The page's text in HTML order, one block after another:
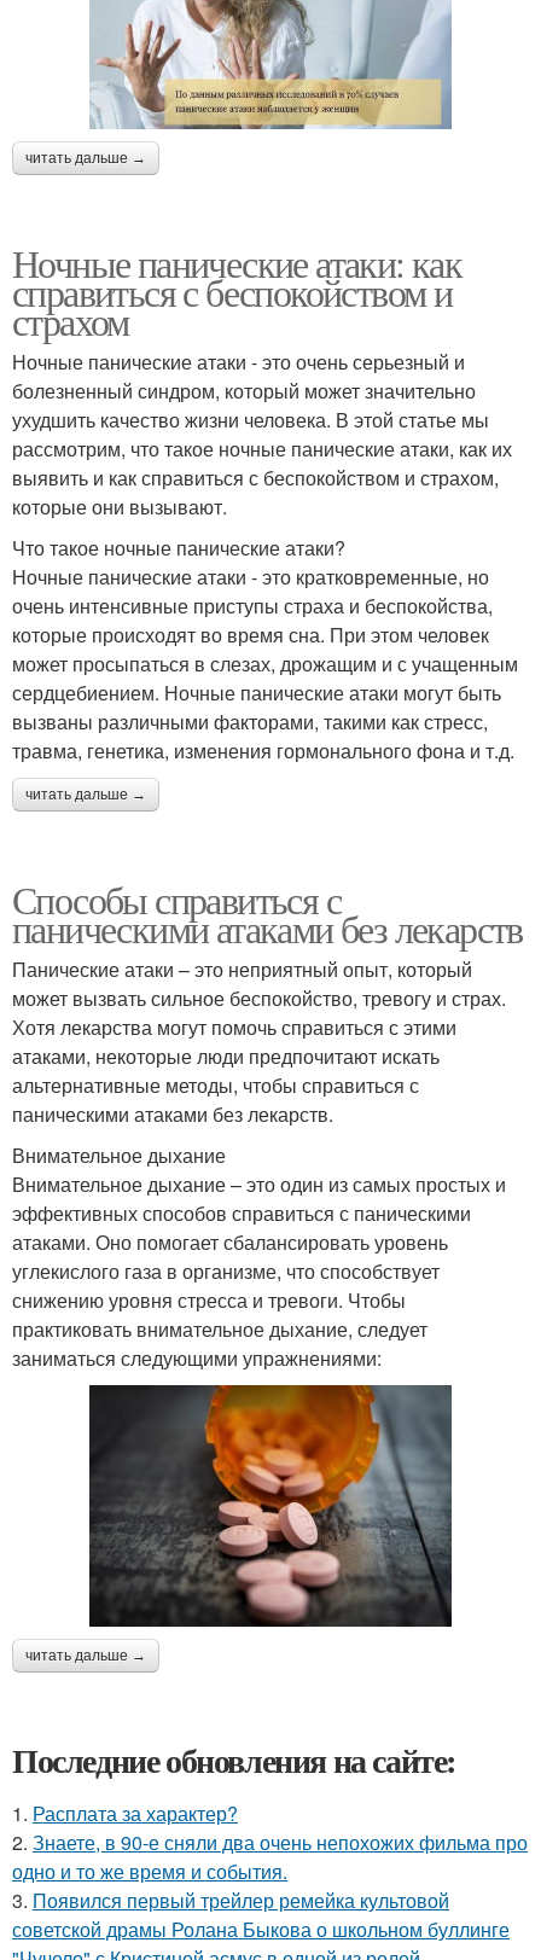
читать дальше →
Ночные панические атаки: как
справиться с беспокойством и
страхом
Ночные панические атаки - это очень серьезный и
болезненный синдром, который может значительно
ухудшить качество жизни человека. В этой статье мы
рассмотрим, что такое ночные панические атаки, как их
выявить и как справиться с беспокойством и страхом,
которые они вызывают.
Что такое ночные панические атаки?
Ночные панические атаки - это кратковременные, но
очень интенсивные приступы страха и беспокойства,
которые происходят во время сна. При этом человек
может просыпаться в слезах, дрожащим и с учащенным
сердцебиением. Ночные панические атаки могут быть
вызваны различными факторами, такими как стресс,
травма, генетика, изменения гормонального фона и т.д.
читать дальше →
Способы справиться с
паническими атаками без лекарств
Панические атаки – это неприятный опыт, который
может вызвать сильное беспокойство, тревогу и страх.
Хотя лекарства могут помочь справиться с этими
атаками, некоторые люди предпочитают искать
альтернативные методы, чтобы справиться с
паническими атаками без лекарств.
Внимательное дыхание
Внимательное дыхание – это один из самых простых и
эффективных способов справиться с паническими
атаками. Оно помогает сбалансировать уровень
углекислого газа в организме, что способствует
снижению уровня стресса и тревоги. Чтобы
практиковать внимательное дыхание, следует
заниматься следующими упражнениями:
читать дальше →
Последние обновления на сайте:
1. Расплата за характер?
2. Знаете, в 90-е сняли два очень непохожих фильма про
одно и то же время и события.
3. Появился первый трейлер ремейка культовой
советской драмы Ролана Быкова о школьном буллинге